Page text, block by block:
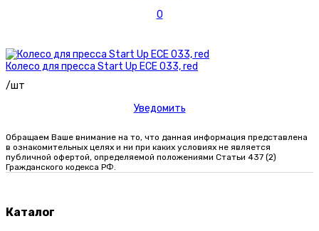
0
Колесо для пресса Start Up ECE 033, red
/шт
Уведомить
Обращаем Ваше внимание на то, что данная информация представлена
в ознакомительных целях и ни при каких условиях не является
публичной офертой, определяемой положениями Статьи 437 (2)
Гражданского кодекса РФ.
Каталог